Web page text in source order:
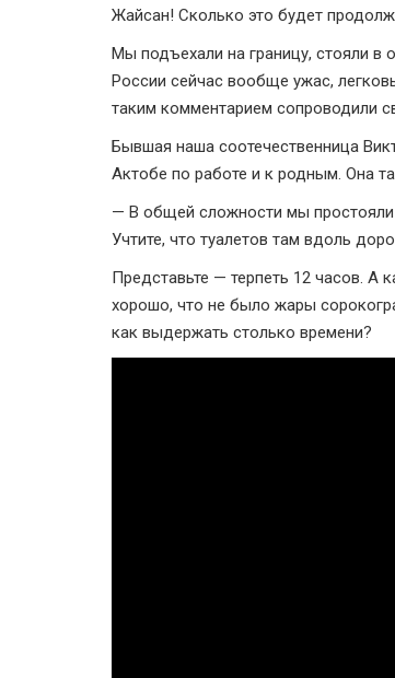
Жайсан! Сколько это будет
Мы подъехали на границу, стояли
России сейчас вообще ужас,
таким комментарием сопроводили
Бывшая наша соотечественница
Актобе по работе и к родным. Она
— В общей сложности мы простояли
Учтите, что туалетов там вдоль
Представьте — терпеть 12 часов.
хорошо, что не было жары
как выдержать столько времени?